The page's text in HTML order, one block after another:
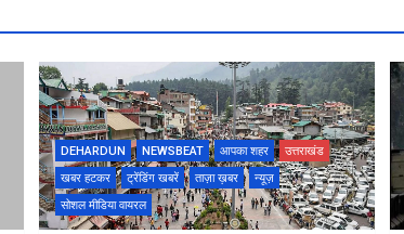
DEHARDUN NEWSBEAT आपका शहर
उत्तराखंड
खबर हटकर
ट्रेंडिंग खबरें ताज़ा ख़बर
न्यूज़
सोशल मीडिया वायरल